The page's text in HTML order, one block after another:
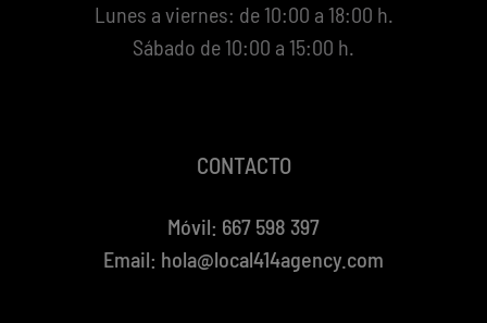
Lunes a viernes: de 10:00 a 18:00 h.
Sábado de 10:00 a 15:00 h.
CONTACTO
Móvil: 667 598 397
Email: hola@local414agency.com